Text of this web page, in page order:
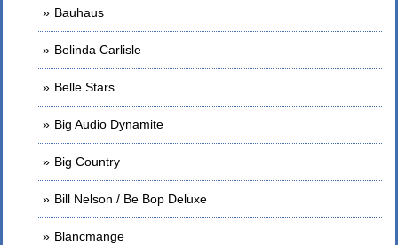
Bauhaus
Belinda Carlisle
Belle Stars
Big Audio Dynamite
Big Country
Bill Nelson / Be Bop Deluxe
Blancmange